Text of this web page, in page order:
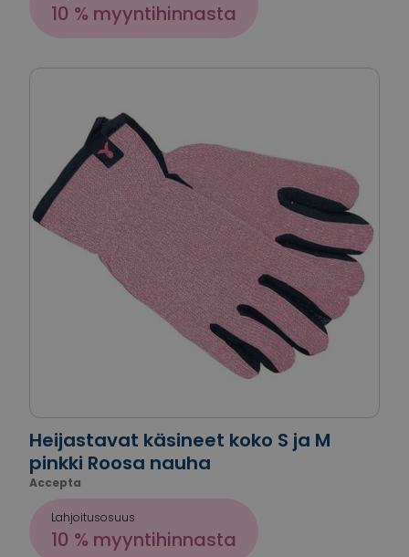
10 % myyntihinnasta
Heijastavat käsineet koko S ja M
pinkki Roosa nauha
Accepta
Lahjoitusosuus
10 % myyntihinnasta